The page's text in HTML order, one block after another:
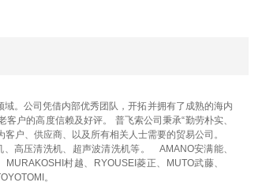
。公司凭借内部优秀团队，开拓并拥有了成熟的海内
户的高度信赖及好评。 普飞索公司秉承“勤劳朴实、
户、供应商、以及所有相关人士需要的贸易公司。
高压清洗机、超声波清洗机等。
AMANO安满能、
MURAKOSHI村越、RYOUSEI菱正、MUTO武藤、
。